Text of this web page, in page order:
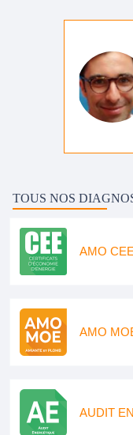
TOUS NOS
AMO CEE
AMO
AUDIT